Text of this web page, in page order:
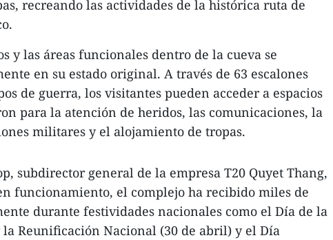
recreando las actividades de la histórica ruta de
y las áreas funcionales dentro de la cueva se
en su estado original. A través de 63 escalones
de guerra, los visitantes pueden acceder a espacios
para la atención de heridos, las comunicaciones, la
militares y el alojamiento de tropas.
subdirector general de la empresa T20 Quyet Thang,
funcionamiento, el complejo ha recibido miles de
durante festividades nacionales como el Día de la
Reunificación Nacional (30 de abril) y el Día